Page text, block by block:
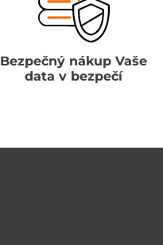
Bezpečný nákup Vaše
data v bezpečí